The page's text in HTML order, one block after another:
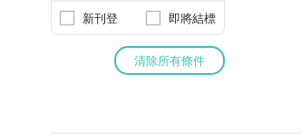
新刊登 即將結標
清除所有條件